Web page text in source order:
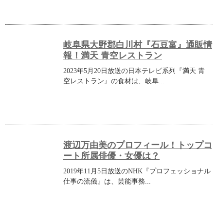
岐阜県大野郡白川村『石豆富』通販情
報！満天 青空レストラン
2023年5月20日放送の日本テレビ系列『満天 青
空レストラン』の食材は、岐阜...
渡辺万由美のプロフィール！トップコ
ート所属俳優・女優は？
2019年11月5日放送のNHK『プロフェッショナル
仕事の流儀』は、芸能事務...